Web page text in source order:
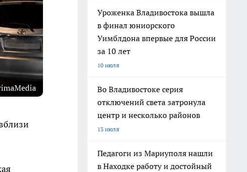
Уроженка Владивостока вышла
в финал юниорского
Уимблдона впервые для России
за 10 лет
10 июля
Во Владивостоке серия
отключений света затронула
центр и несколько районов
13 июля
Педагоги из Мариуполя нашли
в Находке работу и достойный